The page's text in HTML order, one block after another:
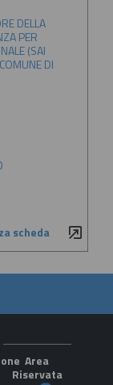
DELLA
PER
(SAI
DI
scheda
Area
Riservata